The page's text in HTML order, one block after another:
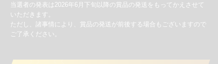
当選者の発表は2026年6月下旬以降の賞品の発送をもってかえさせて
いただきます。
ただし、諸事情により、賞品の発送が前後する場合もございますので
ご了承ください。